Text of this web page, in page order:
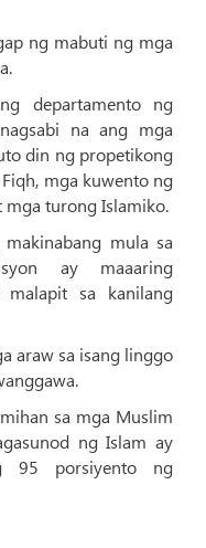
ng mabuti ng mga
departamento ng
na ang mga
din ng propetikong
mga kuwento ng
mga turong Islamiko.
mula sa
ay maaaring
sa kanilang
araw sa isang linggo
sa mga Muslim
ng Islam ay
95 porsiyento ng